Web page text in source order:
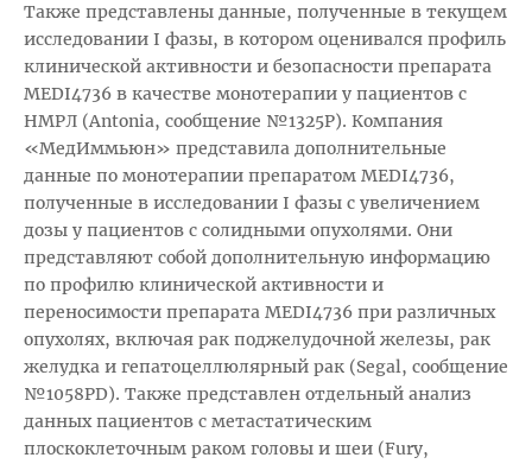
Также представлены данные, полученные в текущем
исследовании I фазы, в котором оценивался профиль
клинической активности и безопасности препарата
MEDI4736 в качестве монотерапии у пациентов с
НМРЛ (Antonia, сообщение №1325P). Компания
«МедИммьюн» представила дополнительные
данные по монотерапии препаратом MEDI4736,
полученные в исследовании I фазы с увеличением
дозы у пациентов с солидными опухолями. Они
представляют собой дополнительную информацию
по профилю клинической активности и
переносимости препарата MEDI4736 при различных
опухолях, включая рак поджелудочной железы, рак
желудка и гепатоцеллюлярный рак (Segal, сообщение
№1058PD). Также представлен отдельный анализ
данных пациентов с метастатическим
плоскоклеточным раком головы и шеи (Fury,